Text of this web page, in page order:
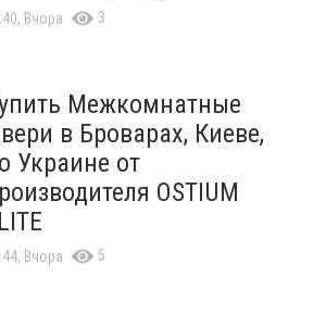
Вчора 3
Межкомнатные
в Броварах, Киеве,
Украине от
OSTIUM
Вчора 5